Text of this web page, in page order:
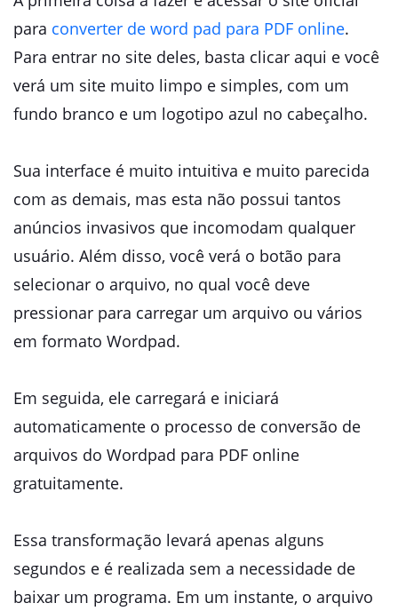
para converter de word pad para PDF online.
Para entrar no site deles, basta clicar aqui e você
verá um site muito limpo e simples, com um
fundo branco e um logotipo azul no cabeçalho.
Sua interface é muito intuitiva e muito parecida
com as demais, mas esta não possui tantos
anúncios invasivos que incomodam qualquer
usuário. Além disso, você verá o botão para
selecionar o arquivo, no qual você deve
pressionar para carregar um arquivo ou vários
em formato Wordpad.
Em seguida, ele carregará e iniciará
automaticamente o processo de conversão de
arquivos do Wordpad para PDF online
gratuitamente.
Essa transformação levará apenas alguns
segundos e é realizada sem a necessidade de
baixar um programa. Em um instante, o arquivo